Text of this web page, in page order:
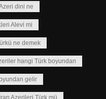
dini ne
Alevi mi
ne demek
hangi Türk boyundan
gelir
İran Azerileri Türk mü